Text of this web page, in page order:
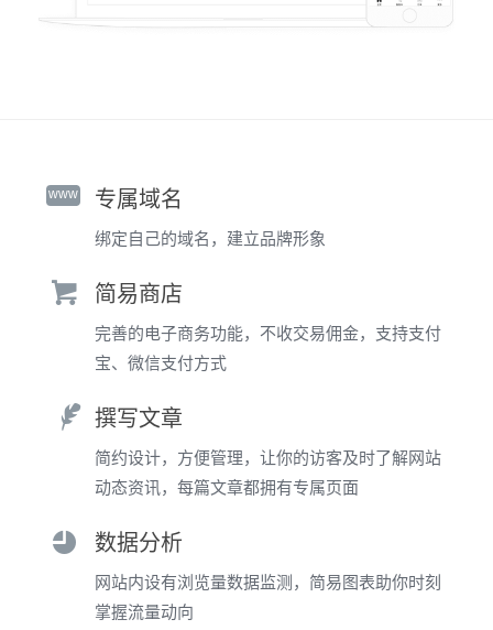
www 专属域名
绑定自己的域名，建立品牌形象
简易商店
完善的电子商务功能，不收交易佣金，支持支付
宝、微信支付方式
撰写文章
简约设计，方便管理，让你的访客及时了解网站
动态资讯，每篇文章都拥有专属页面
数据分析
网站内设有浏览量数据监测，简易图表助你时刻
掌握流量动向